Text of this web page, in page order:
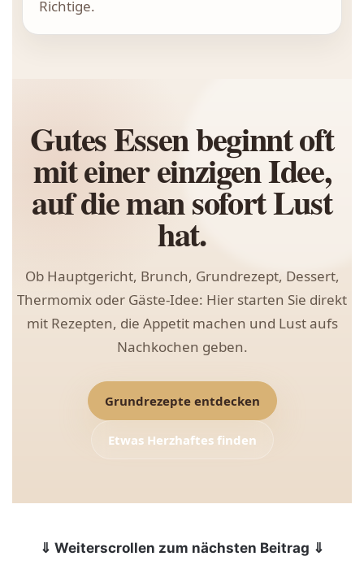
Richtige.
Gutes Essen beginnt oft
mit einer einzigen Idee,
auf die man sofort Lust
hat.
Ob Hauptgericht, Brunch, Grundrezept, Dessert,
Thermomix oder Gäste-Idee: Hier starten Sie direkt
mit Rezepten, die Appetit machen und Lust aufs
Nachkochen geben.
Grundrezepte entdecken
Etwas Herzhaftes finden
⇓ Weiterscrollen zum nächsten Beitrag ⇓